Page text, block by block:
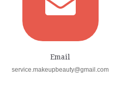
Email
service.makeupbeauty@gmail.com